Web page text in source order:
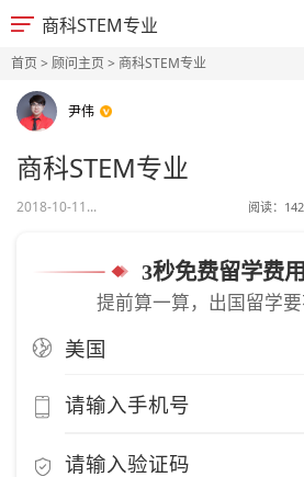
商科STEM专业
首页> 顾问主页> 商科STEM专业
尹伟
商科STEM专业
2018-10-11... 阅读： 142
3秒免费留学费
提前算一算，出国留学要